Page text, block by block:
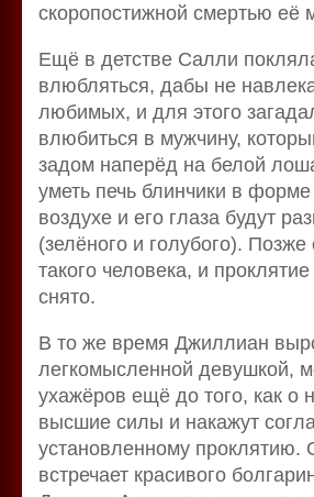
скоропостижной смертью её
Ещё в детстве Салли
влюбляться, дабы не
любимых, и для этого
влюбиться в мужчину,
задом наперёд на белой
уметь печь блинчики в форме
воздухе и его глаза будут
(зелёного и голубого). Позже
такого человека, и
снято.
В то же время Джиллиан
легкомысленной девушкой,
ухажёров ещё до того, как о
высшие силы и накажут
установленному
встречает красивого